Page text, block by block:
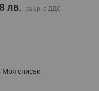
лв.
Моя списък